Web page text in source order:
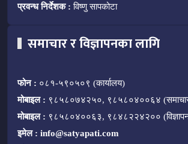
प्रवन्ध निर्देशक : विष्णु सापकोटा
समाचार र विज्ञापनका लागि
फोन : ०८१-५९०५०९ (कार्यालय)
मोबाइल : ९८५८०७४२५०, ९८५८०४००६४
मोबाइल : ९८५८०४००६३, ९८४८२२४२००
इमेल : info@satyapati.com